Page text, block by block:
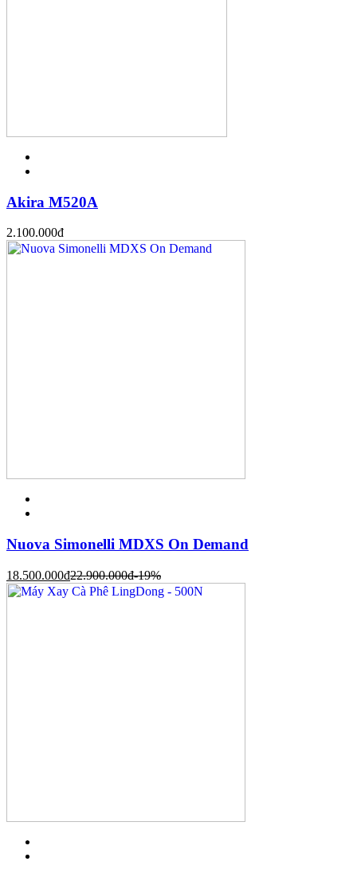
Akira M520A
2.100.000đ
Nuova Simonelli MDXS On Demand
18.500.000đ22.900.000đ-19%